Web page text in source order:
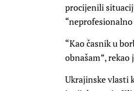
procijenili
“Kao časnik u
obnašam”, rekao
Ukrajinske vlasti